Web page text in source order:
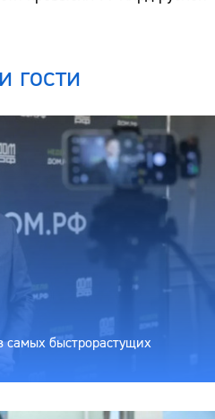
гости
самых быстрорастущих